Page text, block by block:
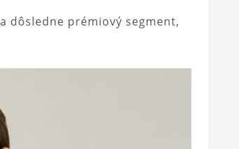
dôsledne prémiový segment,